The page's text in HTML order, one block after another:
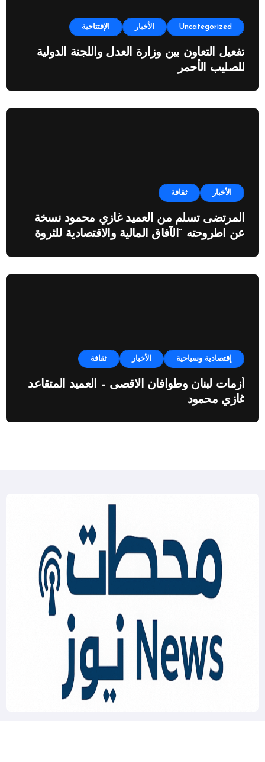
Uncategorized الأخبار الإفتتاحية
تفعيل التعاون بين وزارة العدل واللجنة الدولية
للصليب الأحمر
الأخبار ثقافة
المرتضى تسلم من العميد غازي محمود نسخة
عن اطروحته “الآفاق المالية والاقتصادية للثروة
إقتصادية وسياحية الأخبار ثقافة
أزمات لبنان وطوافان الاقصى – العميد المتقاعد
غازي محمود